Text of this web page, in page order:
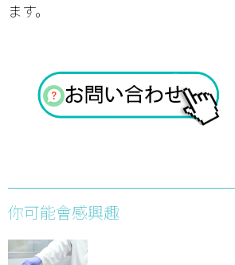
ます。
你可能會感興趣